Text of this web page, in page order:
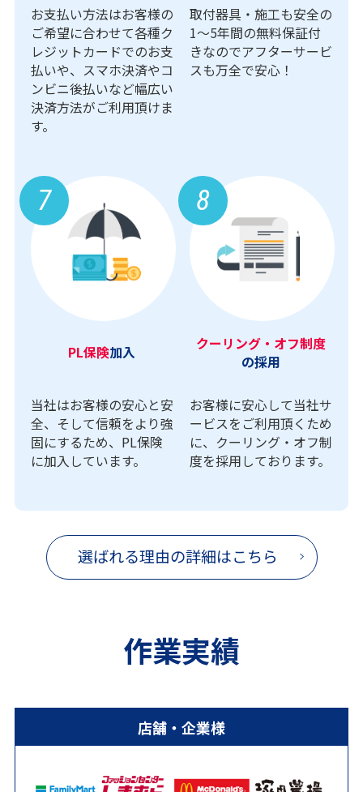
お支払い方法はお客様の
ご希望に合わせて各種ク
レジットカードでのお支
払いや、スマホ決済やコ
ンビニ後払いなど幅広い
決済方法がご利用頂けま
す。
取付器具・施工も安全の
1〜5年間の無料保証付
きなのでアフターサービ
スも万全で安心！
7
PL保険加入
当社はお客様の安心と安
全、そして信頼をより強
固にするため、PL保険
に加入しています。
8
クーリング・オフ制度
の採用
お客様に安心して当社サ
ービスをご利用頂くため
に、クーリング・オフ制
度を採用しております。
選ばれる理由の詳細はこちら
作業実績
店舗・企業様